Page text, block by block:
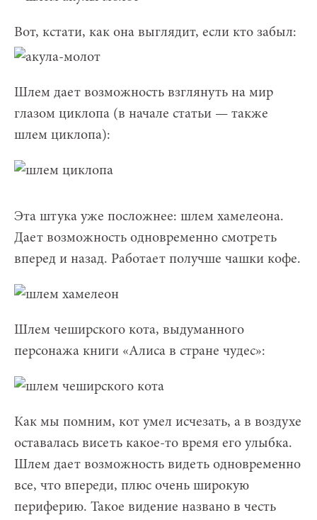
Вот, кстати, как она выглядит, если кто забыл:
Шлем дает возможность взглянуть на мир
глазом циклопа (в начале статьи — также
шлем циклопа):
Эта штука уже посложнее: шлем хамелеона.
Дает возможность одновременно смотреть
вперед и назад. Работает получше чашки кофе.
Шлем чеширского кота, выдуманного
персонажа книги «Алиса в стране чудес»:
Как мы помним, кот умел исчезать, а в воздухе
оставалась висеть какое-то время его улыбка.
Шлем дает возможность видеть одновременно
все, что впереди, плюс очень широкую
периферию. Такое видение названо в честь